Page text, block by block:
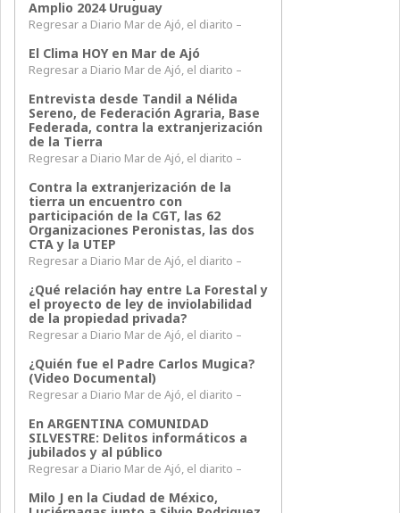
Amplio 2024 Uruguay
Regresar a Diario Mar de Ajó, el diarito –
El Clima HOY en Mar de Ajó
Regresar a Diario Mar de Ajó, el diarito –
Entrevista desde Tandil a Nélida
Sereno, de Federación Agraria, Base
Federada, contra la extranjerización
de la Tierra
Regresar a Diario Mar de Ajó, el diarito –
Contra la extranjerización de la
tierra un encuentro con
participación de la CGT, las 62
Organizaciones Peronistas, las dos
CTA y la UTEP
Regresar a Diario Mar de Ajó, el diarito –
¿Qué relación hay entre La Forestal y
el proyecto de ley de inviolabilidad
de la propiedad privada?
Regresar a Diario Mar de Ajó, el diarito –
¿Quién fue el Padre Carlos Mugica?
(Video Documental)
Regresar a Diario Mar de Ajó, el diarito –
En ARGENTINA COMUNIDAD
SILVESTRE: Delitos informáticos a
jubilados y al público
Regresar a Diario Mar de Ajó, el diarito –
Milo J en la Ciudad de México,